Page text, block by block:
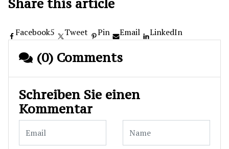
Share this article
Facebook5 Tweet Pin Email LinkedIn
(0) Comments
Schreiben Sie einen
Kommentar